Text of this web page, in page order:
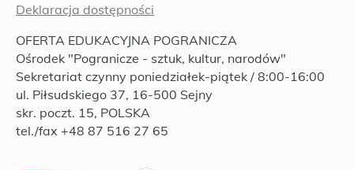
Deklaracja dostępności
OFERTA EDUKACYJNA POGRANICZA
Ośrodek "Pogranicze - sztuk, kultur, narodów"
Sekretariat czynny poniedziałek-piątek / 8:00-16:00
ul. Piłsudskiego 37, 16-500 Sejny
skr. poczt. 15, POLSKA
tel./fax +48 87 516 27 65